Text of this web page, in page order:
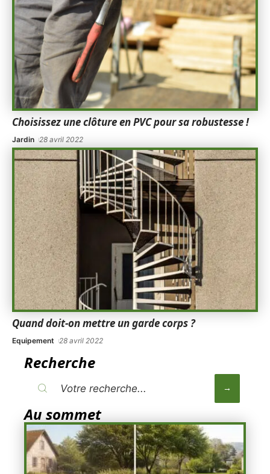
Choisissez une clôture en PVC pour sa robustesse !
Jardin 28 avril 2022
Quand doit-on mettre un garde corps ?
Equipement 28 avril 2022
Recherche
Au sommet